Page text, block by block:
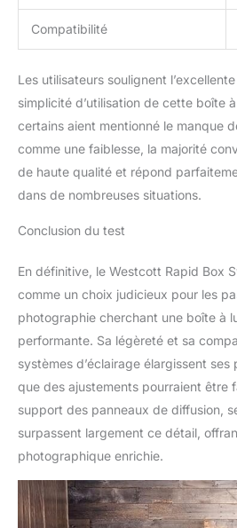
Compatibilité
Les utilisateurs soulignent
simplicité d’utilisation de cette boîte
certains aient mentionné le manque
comme une faiblesse, la majorité
de haute qualité et répond
dans de nombreuses situations.
Conclusion du test
En définitive, le Westcott Rapid Box
comme un choix judicieux pour les
photographie cherchant une boîte à
performante. Sa légèreté et sa
systèmes d’éclairage élargissent ses
que des ajustements pourraient être
support des panneaux de diffusion,
surpassent largement ce détail,
photographique enrichie.